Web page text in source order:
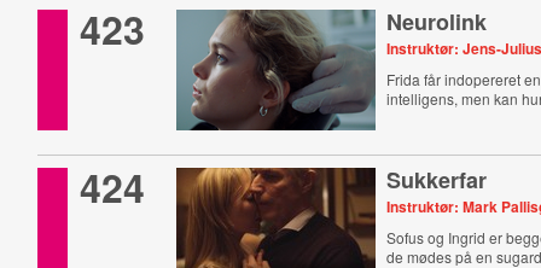
423 Neurolink
Instruktør: Jens-
Frida får indopereret
intelligens, men kan
424 Sukkerfar
Instruktør: Mark
Sofus og Ingrid er
de mødes på en